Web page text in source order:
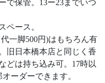
で保管。13ー23までいつ
ペース。
一脚500円)はもちろん有
旧日本橋本店と同じく香
どは持ち込み可。17時以
ーダーできます。